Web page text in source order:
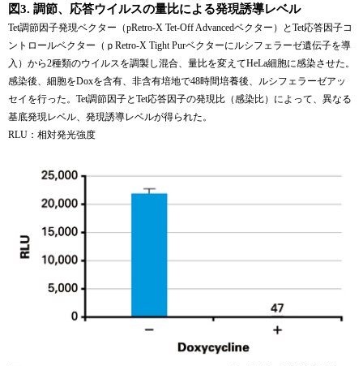
図3. 調節、応答ウイルスの量比による発現誘導レベル
Tet調節因子発現ベクター（pRetro-X Tet-Off Advancedベクター）とTet応答因子コ
ントロールベクター（ｐRetro-X Tight Purベクターにルシフェラーゼ遺伝子を導
入）から2種類のウイルスを調製し混合、量比を変えてHeLa細胞に感染させた。
感染後、細胞をDoxを含有、非含有培地で48時間培養後、ルシフェラーゼアッ
セイを行った。Tet調節因子とTet応答因子の発現比（感染比）によって、異なる
基底発現レベル、発現誘導レベルが得られた。
RLU：相対発光強度